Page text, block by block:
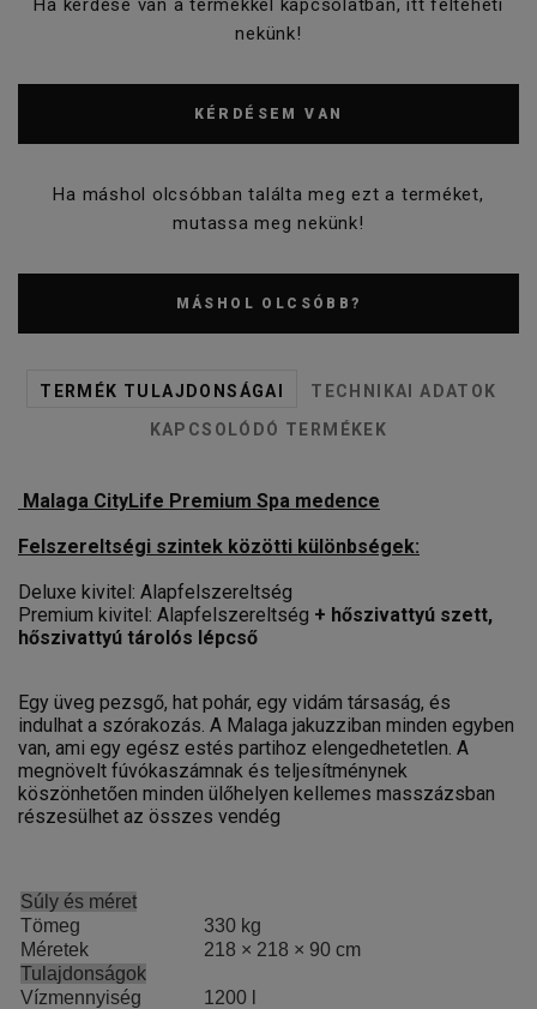
Ha kérdése van a termékkel kapcsolatban, itt felteheti
nekünk!
KÉRDÉSEM VAN
Ha máshol olcsóbban találta meg ezt a terméket,
mutassa meg nekünk!
MÁSHOL OLCSÓBB?
TERMÉK TULAJDONSÁGAI
TECHNIKAI ADATOK
KAPCSOLÓDÓ TERMÉKEK
Malaga CityLife Premium Spa medence
Felszereltségi szintek közötti különbségek:
Deluxe kivitel: Alapfelszereltség
Premium kivitel: Alapfelszereltség + hőszivattyú szett,
hőszivattyú tárolós lépcső
Egy üveg pezsgő, hat pohár, egy vidám társaság, és
indulhat a szórakozás. A Malaga jakuzziban minden egyben
van, ami egy egész estés partihoz elengedhetetlen. A
megnövelt fúvókaszámnak és teljesítménynek
köszönhetően minden ülőhelyen kellemes masszázsban
részesülhet az összes vendég
Súly és méret
Tömeg
330 kg
Méretek
218 × 218 × 90 cm
Tulajdonságok
Vízmennyiség
1200 l